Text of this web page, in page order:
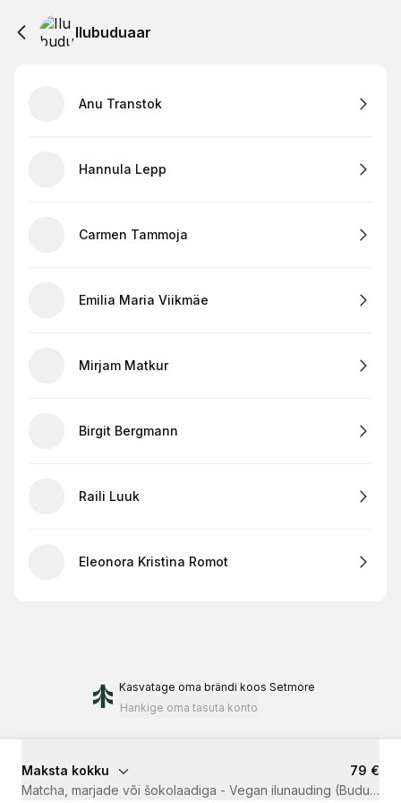
Ilubuduaar
Anu Transtok
Hannula Lepp
Carmen Tammoja
Emilia Maria Viikmäe
Mirjam Matkur
Birgit Bergmann
Raili Luuk
Eleonora Kristina Romot
Kasvatage oma brändi koos Setmore
Hankige oma tasuta konto
Maksta kokku
79 €
Matcha, marjade või šokolaadiga - Vegan ilunauding (Buduaar